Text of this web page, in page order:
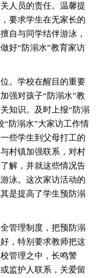
人员的责任。温馨提
要求学生在无家长的
自与同学结伴游泳，
好“防溺水”教育家访
。学校在醒目的重要
强对孩子“防溺水”教
知识。及时上报“防溺
“防溺水”大家访工作情
些学生到父母打工的
村镇加强联系，对村
解，并就这些情况告
泳。这次家访活动的
是提高了学生预防溺
管理制度，把预防溺
，特别要求教师把这
管理之中，长鸣警
监护人联系，关爱留